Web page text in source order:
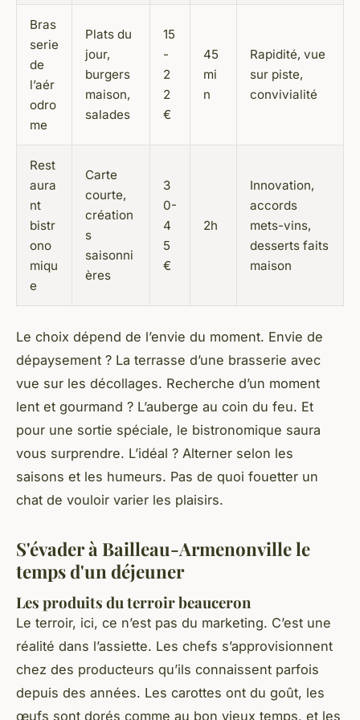
Bras
serie
de
l’aér
odro
me
Plats du
jour,
burgers
maison,
salades
15
-
2
2
€
45
mi
n
Rapidité, vue
sur piste,
convivialité
Rest
aura
nt
bistr
ono
miqu
e
Carte
courte,
création
s
saisonni
ères
3
0-
4
5
€
2h
Innovation,
accords
mets-vins,
desserts faits
maison
Le choix dépend de l’envie du moment. Envie de
dépaysement ? La terrasse d’une brasserie avec
vue sur les décollages. Recherche d’un moment
lent et gourmand ? L’auberge au coin du feu. Et
pour une sortie spéciale, le bistronomique saura
vous surprendre. L’idéal ? Alterner selon les
saisons et les humeurs. Pas de quoi fouetter un
chat de vouloir varier les plaisirs.
S'évader à Bailleau-Armenonville le
temps d'un déjeuner
Les produits du terroir beauceron
Le terroir, ici, ce n’est pas du marketing. C’est une
réalité dans l’assiette. Les chefs s’approvisionnent
chez des producteurs qu’ils connaissent parfois
depuis des années. Les carottes ont du goût, les
œufs sont dorés comme au bon vieux temps, et les